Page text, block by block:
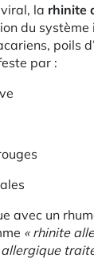
la rhinite
du
poils
par :
avec un
« rhinite